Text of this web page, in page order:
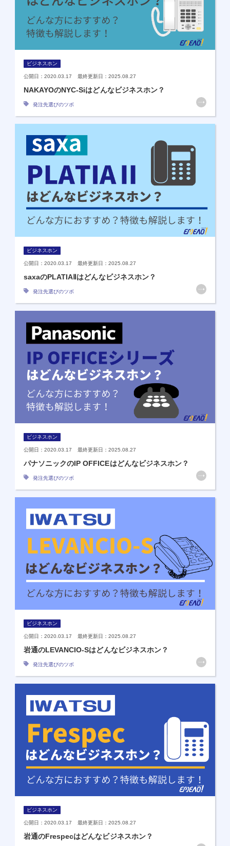
ビジネスホン
公開日：2020.03.17 最終更新日：2025.08.27
NAKAYOのNYC-Siはどんなビジネスホン？
発注先選びのツボ
ビジネスホン
公開日：2020.03.17 最終更新日：2025.08.27
saxaのPLATIAⅡはどんなビジネスホン？
発注先選びのツボ
ビジネスホン
公開日：2020.03.17 最終更新日：2025.08.27
パナソニックのIP OFFICEはどんなビジネスホン？
発注先選びのツボ
ビジネスホン
公開日：2020.03.17 最終更新日：2025.08.27
岩通のLEVANCIO-Sはどんなビジネスホン？
発注先選びのツボ
ビジネスホン
公開日：2020.03.17 最終更新日：2025.08.27
岩通のFrespecはどんなビジネスホン？